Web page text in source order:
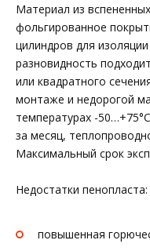
Материал из
фольгированное
цилиндров для
разновидность
или квадратного
монтаже и недорогой
температурах -
за месяц,
Максимальный срок
Недостатки пенопласта:
повышенная